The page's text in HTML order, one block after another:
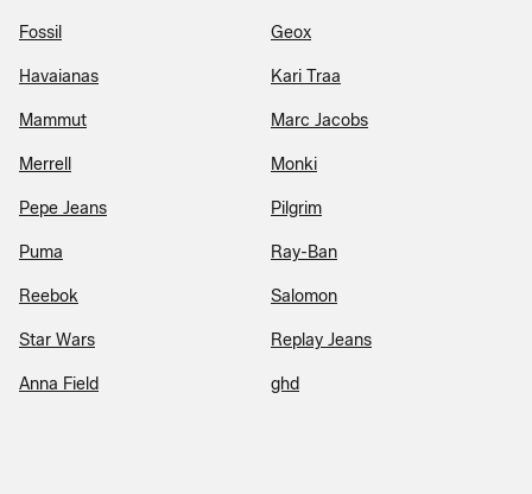
Fossil Geox
Havaianas Kari Traa
Mammut Marc Jacobs
Merrell Monki
Pepe Jeans Pilgrim
Puma Ray-Ban
Reebok Salomon
Star Wars Replay Jeans
Anna Field ghd